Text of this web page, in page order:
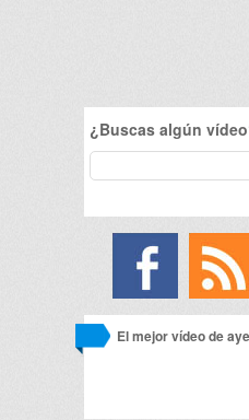
¿Buscas algún
El mejor vídeo de